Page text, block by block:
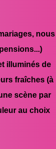
nous
illuminés de
fraîches (à
scène par
au choix